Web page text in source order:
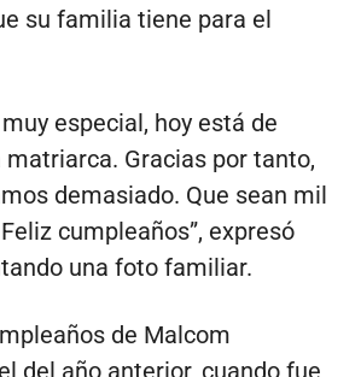
su familia tiene para el
especial, hoy está de
Gracias por tanto,
demasiado. Que sean mil
cumpleaños”, expresó
una foto familiar.
de Malcom
del año anterior, cuando fue